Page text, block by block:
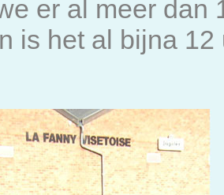
er al meer dan
is het al bijna